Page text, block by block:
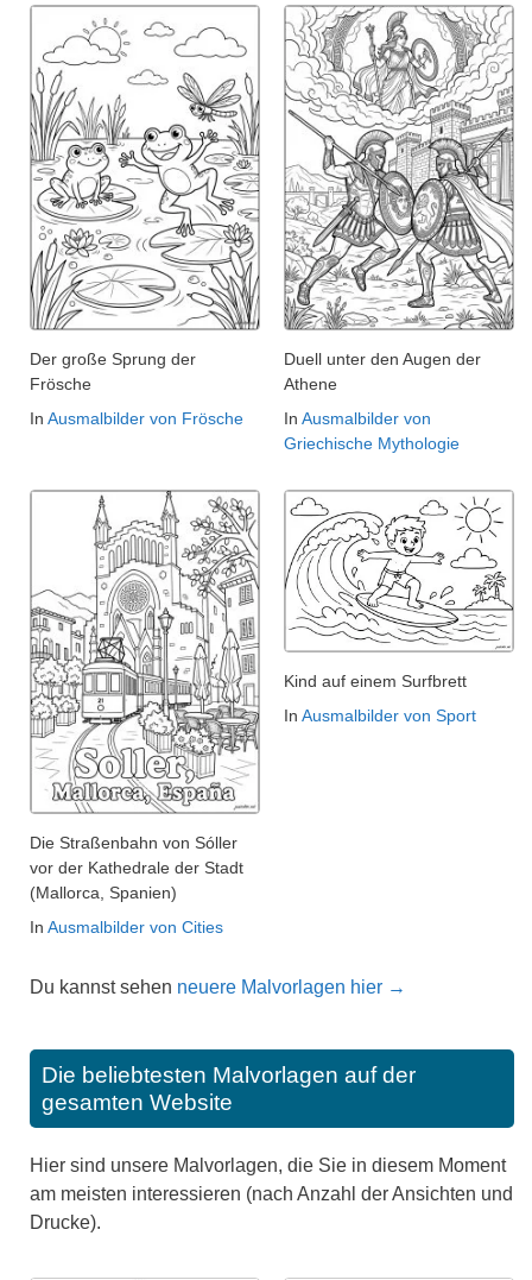
Der große Sprung der
Frösche
In Ausmalbilder von Frösche
Duell unter den Augen der
Athene
In Ausmalbilder von
Griechische Mythologie
Die Straßenbahn von Sóller
vor der Kathedrale der Stadt
(Mallorca, Spanien)
In Ausmalbilder von Cities
Kind auf einem Surfbrett
In Ausmalbilder von Sport
Du kannst sehen neuere Malvorlagen hier →
Die beliebtesten Malvorlagen auf der
gesamten Website
Hier sind unsere Malvorlagen, die Sie in diesem Moment
am meisten interessieren (nach Anzahl der Ansichten und
Drucke).